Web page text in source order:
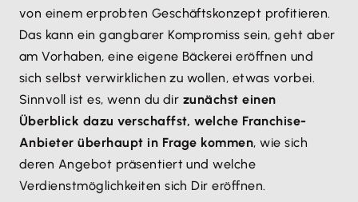
von einem erprobten Geschäftskonzept profitieren.
Das kann ein gangbarer Kompromiss sein, geht aber
am Vorhaben, eine eigene Bäckerei eröffnen und
sich selbst verwirklichen zu wollen, etwas vorbei.
Sinnvoll ist es, wenn du dir zunächst einen
Überblick dazu verschaffst, welche Franchise-
Anbieter überhaupt in Frage kommen, wie sich
deren Angebot präsentiert und welche
Verdienstmöglichkeiten sich Dir eröffnen.